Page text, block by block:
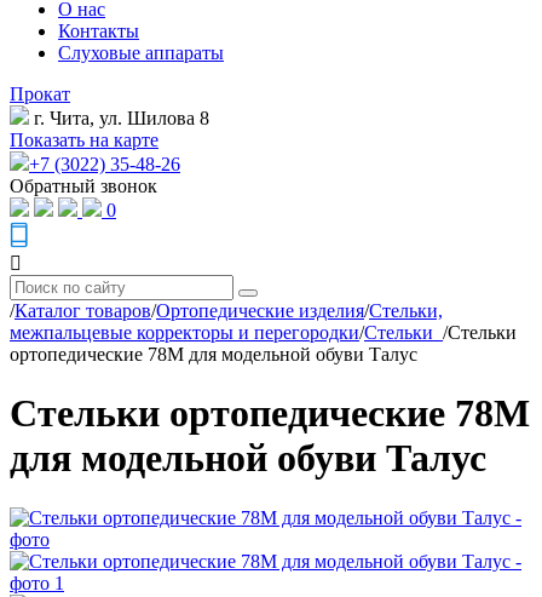
О нас
Контакты
Слуховые аппараты
Прокат
г. Чита, ул. Шилова 8
Показать на карте
+7 (3022) 35-48-26
Обратный звонок
0
/Каталог товаров/Ортопедические изделия/Стельки,
межпальцевые корректоры и перегородки/Стельки_ /Стельки
ортопедические 78М для модельной обуви Талус
Стельки ортопедические 78М
для модельной обуви Талус